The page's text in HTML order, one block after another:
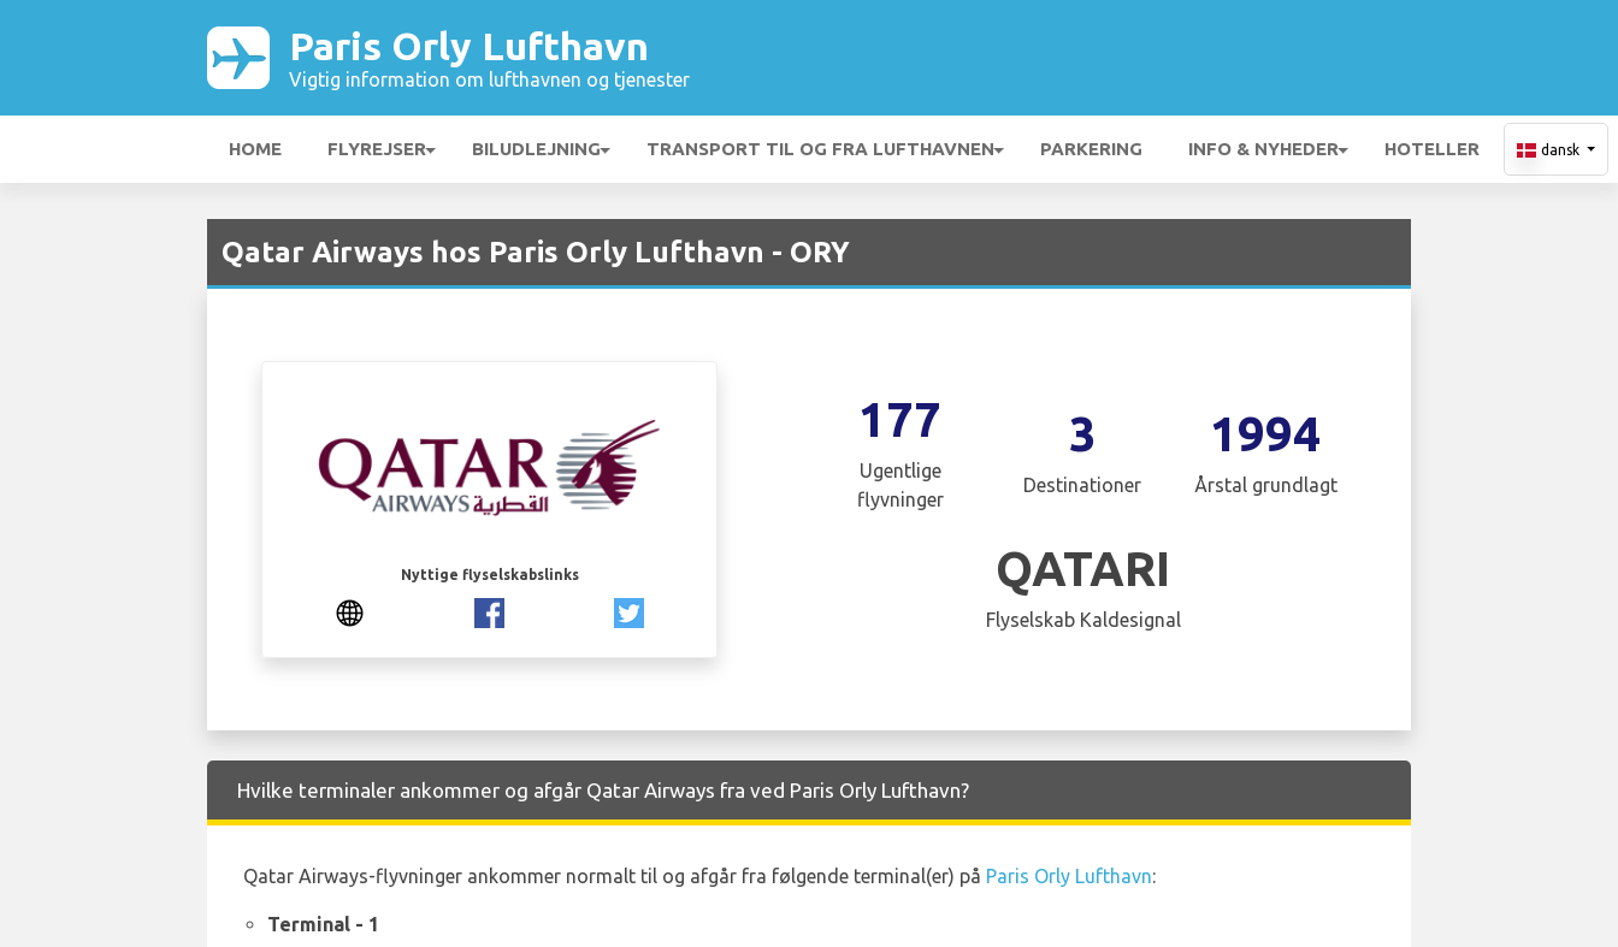
Paris Orly Lufthavn
Vigtig information om lufthavnen og tjenester
HOME FLYREJSER BILUDLEJNING TRANSPORT TIL OG FRA LUFTHAVNEN PARKERING INFO & NYHEDER HOTELLER dansk
Qatar Airways hos Paris Orly Lufthavn - ORY
Nyttige flyselskabslinks
177
Ugentlige
flyvninger
3
Destinationer
1994
Årstal grundlagt
QATARI
Flyselskab Kaldesignal
Hvilke terminaler ankommer og afgår Qatar Airways fra ved Paris Orly Lufthavn?
Qatar Airways-flyvninger ankommer normalt til og afgår fra følgende terminal(er) på Paris Orly Lufthavn:
Terminal - 1